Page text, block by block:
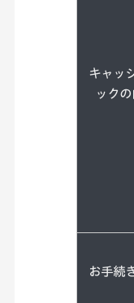
キャッ
ック
お手続